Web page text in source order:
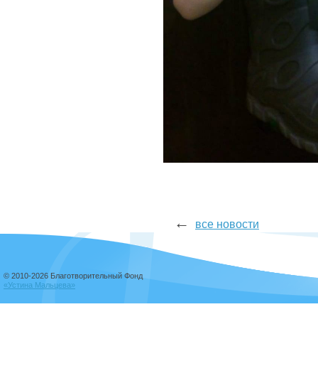
← все новости
© 2010-2026 Благотворительный Фонд
«Устина Мальцева»